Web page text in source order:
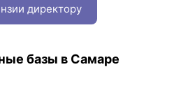
директору
базы в Самаре